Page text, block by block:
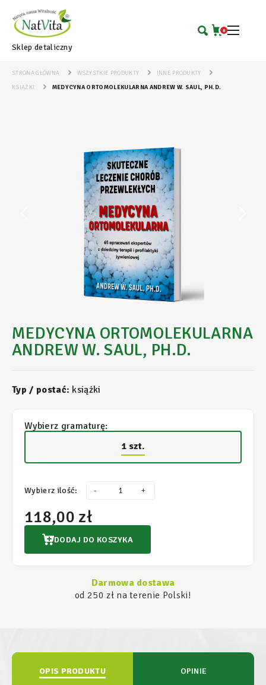
Sklep detaliczny
0
STRONA GŁÓWNA WSZYSTKIE PRODUKTY
INNE PRODUKTY
KSIĄŻKI
MEDYCYNA ORTOMOLEKULARNA ANDREW W. SAUL, PH.D.
MEDYCYNA ORTOMOLEKULARNA
ANDREW W. SAUL, PH.D.
Typ / postać: książki
Wybierz gramaturę:
1 szt.
Wybierz ilość: - +
118,00 zł
DODAJ DO KOSZYKA
Darmowa dostawa
od 250 zł na terenie Polski!
OPIS PRODUKTU OPINIE